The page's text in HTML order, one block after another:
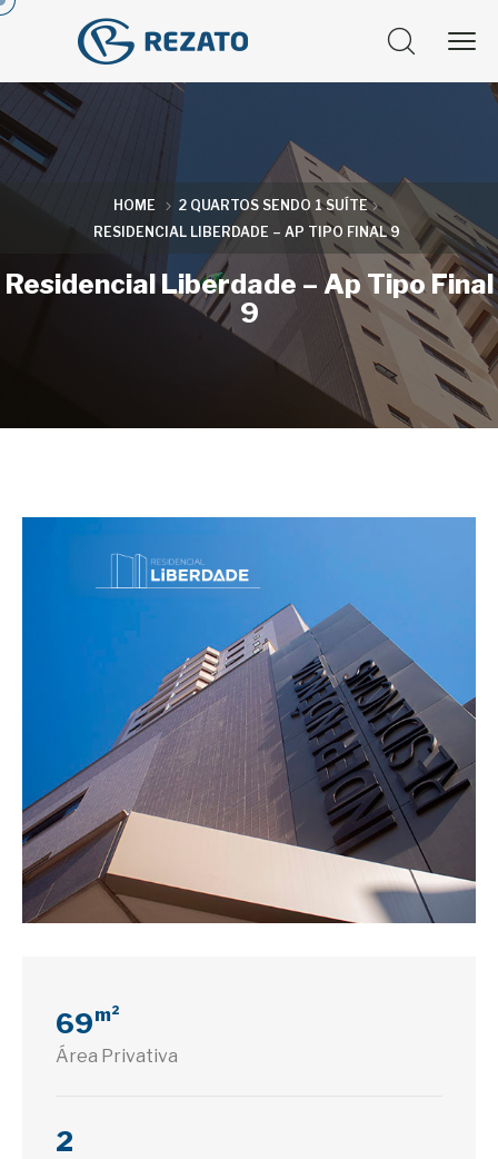
HOME
2 QUARTOS SENDO 1 SUÍTE
RESIDENCIAL LIBERDADE – AP TIPO FINAL 9
Residencial Liberdade – Ap Tipo Final
9
69m²
Área Privativa
2